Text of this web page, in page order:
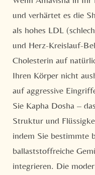
und verhärtet es die
als hohes LDL
und Herz-Kreislauf-
Cholesterin auf
Ihren Körper nicht
auf aggressive
Sie Kapha Dosha –
Struktur und
indem Sie bestimmte
ballaststoffreiche
integrieren. Die